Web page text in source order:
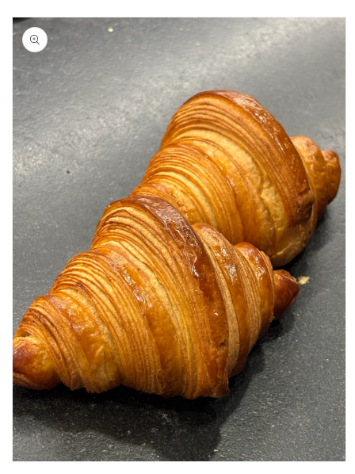
Passer aux
informations
produits